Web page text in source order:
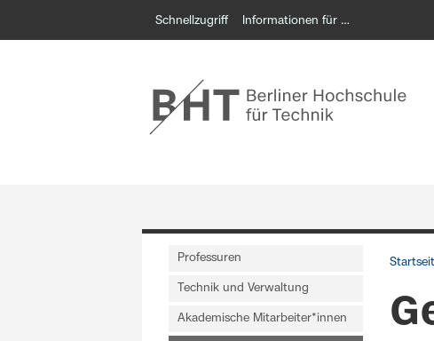
Schnellzugriff Informationen für …
Professuren
Technik und Verwaltung
Akademische Mitarbeiter*innen